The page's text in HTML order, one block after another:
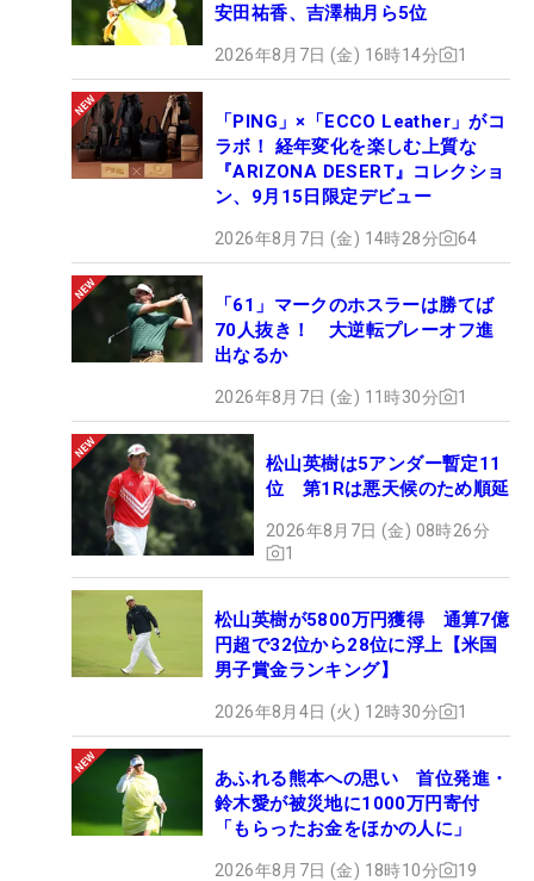
安田祐香、吉澤柚月ら5位
2026年8月7日 (金) 16時14分 1
「PING」×「ECCO Leather」がコ
ラボ！ 経年変化を楽しむ上質な
『ARIZONA DESERT』コレクショ
ン、9月15日限定デビュー
2026年8月7日 (金) 14時28分 64
「61」マークのホスラーは勝てば
70人抜き！ 大逆転プレーオフ進
出なるか
2026年8月7日 (金) 11時30分 1
松山英樹は5アンダー暫定11
位 第1Rは悪天候のため順延
2026年8月7日 (金) 08時26分
1
松山英樹が5800万円獲得 通算7億
円超で32位から28位に浮上【米国
男子賞金ランキング】
2026年8月4日 (火) 12時30分 1
あふれる熊本への思い 首位発進・
鈴木愛が被災地に1000万円寄付
「もらったお金をほかの人に」
2026年8月7日 (金) 18時10分 19